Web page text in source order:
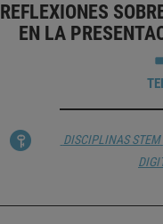
REFLEXIONES
EN LA
DISCIPLINAS STEM